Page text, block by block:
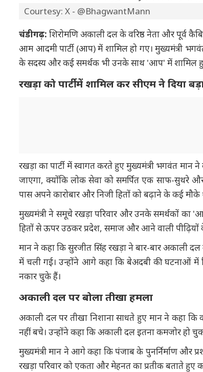
Courtesy: X - @BhagwantMann
चंडीगढ़: शिरोमणि अकाली दल के वरिष्ठ नेता और पूर्व
आम आदमी पार्टी (आप) में शामिल हो गए। मुख्यमंत्री
के सदस्य और कई समर्थक भी उनके साथ 'आप' में शामिल
रखड़ा को पार्टी में शामिल कर सीएम ने दिया
रखड़ा का पार्टी में स्वागत करते हुए मुख्यमंत्री भगवंत
जाएगा, क्योंकि लोक सेवा को समर्पित एक साफ-सुथरे
पास अपने कारोबार और निजी हितों को बढ़ाने के कई मौके
मुख्यमंत्री ने समूचे रखड़ा परिवार और उनके समर्थकों का
हितों से ऊपर उठकर प्रदेश, समाज और आने वाली
मान ने कहा कि सुरजीत सिंह रखड़ा ने बार-बार अकाली
में चली गई। उन्होंने आगे कहा कि बेअदबी की घटनाओं में
नकार चुके हैं।
अकाली दल पर बोला तीखा हमला
अकाली दल पर तीखा निशाना साधते हुए मान ने कहा
नहीं बचे। उन्होंने कहा कि अकाली दल इतना कमजोर हो
मुख्यमंत्री मान ने आगे कहा कि पंजाब के पुनर्निर्माण और
रखड़ा परिवार को एकता और मेहनत का प्रतीक बताते हुए